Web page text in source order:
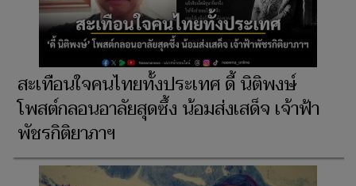
สะเทือนใจคนไทยทั้งประเทศ ดี้ นิติพงษ์
โพสต์กลอนอาลัยสุดซึ้ง น้อมส่งเสด็จ เจ้าฟ้า
พัชรกิติยาภาฯ